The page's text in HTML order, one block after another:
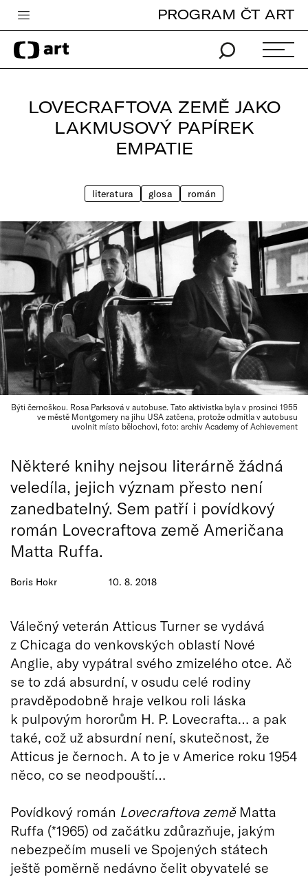
Česká televize
Zpravodajství
Vše o ČT
PROGRAM ČT ART
LOVECRAFTOVA ZEMĚ JAKO
LAKMUSOVÝ PAPÍREK
EMPATIE
literatura glosa román
Býti černoškou. Rosa Parksová v autobuse. Tato aktivistka byla v prosinci 1955
ve městě Montgomery na jihu USA zatčena, protože odmítla v autobusu
uvolnit místo bělochovi, foto: archiv Academy of Achievement
Boris Hokr 10. 8. 2018
Některé knihy nejsou literárně žádná
veledíla, jejich význam přesto není
zanedbatelný. Sem patří i povídkový
román Lovecraftova země Američana
Matta Ruffa.
Válečný veterán Atticus Turner se vydává
z Chicaga do venkovských oblastí Nové
Anglie, aby vypátral svého zmizelého otce. Ač
se to zdá absurdní, v osudu celé rodiny
pravděpodobně hraje velkou roli láska
k pulpovým hororům H. P. Lovecrafta… a pak
také, což už absurdní není, skutečnost, že
Atticus je černoch. A to je v Americe roku 1954
něco, co se neodpouští…
Povídkový román Lovecraftova zeměMatta
Ruffa (*1965) od začátku zdůrazňuje, jakým
nebezpečím museli ve Spojených státech
ještě poměrně nedávno čelit obyvatelé se